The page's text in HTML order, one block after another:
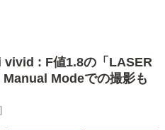
vivid : F値1.8の「LASER
Modeでの撮影も